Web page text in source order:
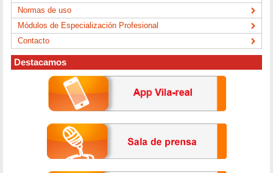
Normas de uso
Módulos de Especialización Profesional
Contacto
Destacamos